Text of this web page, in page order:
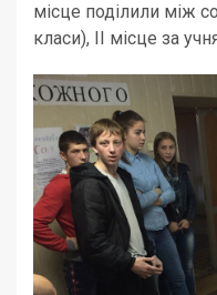
місце поділили між
класи), ІІ місце за